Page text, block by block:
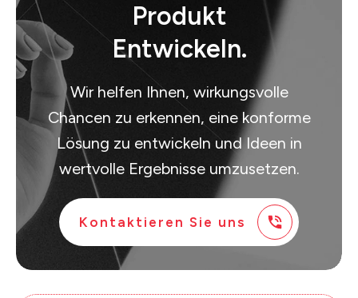
Produkt
Entwickeln.
Wir helfen Ihnen, wirkungsvolle
Chancen zu erkennen, eine konforme
Lösung zu entwickeln und Ideen in
wertvolle Ergebnisse umzusetzen.
Kontaktieren Sie uns